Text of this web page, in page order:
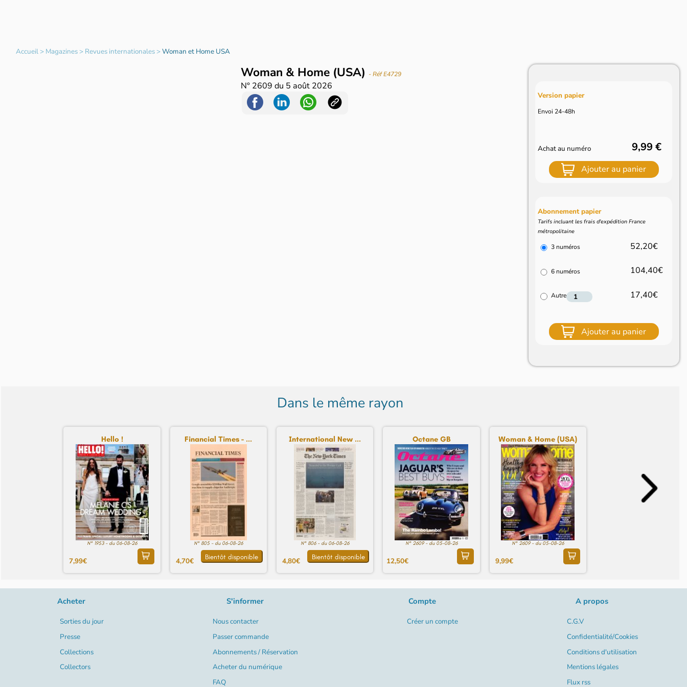
Accueil> Magazines> Revues internationales>Woman et Home USA
Woman & Home (USA) - Réf E4729
N° 2609 du 5 août 2026
Version papier
Envoi 24-48h
Achat au numéro 9,99 €
Ajouter au panier
Abonnement papier
Tarifs incluant les frais d'expédition France
métropolitaine
3 numéros 52,20€
6 numéros 104,40€
Autre 17,40€
Ajouter au panier
Dans le même rayon
Hello !
N° 1953 - du 06-08-26
7,99€
Financial Times - ...
N° 805 - du 06-08-26
4,70€ Bientôt disponible
International New ...
N° 806 - du 06-08-26
4,80€ Bientôt disponible
Octane GB
N° 2609 - du 05-08-26
12,50€
Woman & Home (USA)
N° 2609 - du 05-08-26
9,99€
Acheter
Sorties du jour
Presse
Collections
Collectors
S'informer
Nous contacter
Passer commande
Abonnements / Réservation
Acheter du numérique
FAQ
Compte
Créer un compte
A propos
C.G.V
Confidentialité/Cookies
Conditions d'utilisation
Mentions légales
Flux rss